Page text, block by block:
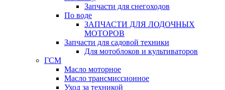
Запчасти для снегоходов
По воде
ЗАПЧАСТИ ДЛЯ ЛОДОЧНЫХ
МОТОРОВ
Запчасти для садовой техники
Для мотоблоков и культиваторов
ГСМ
Масло моторное
Масло трансмиссионное
Уход за техникой